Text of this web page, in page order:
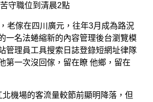
守職位到清晨2點
老傢在四川廣元，往年3月成為路況
一名法蜷縮新的內容管理後台瀏覽模
管理員工具搜索日誌登錄短網址律隊
第一次沒回傢，留在瞭 他鄉，留在
機場的客流量較節前顯明降落，但